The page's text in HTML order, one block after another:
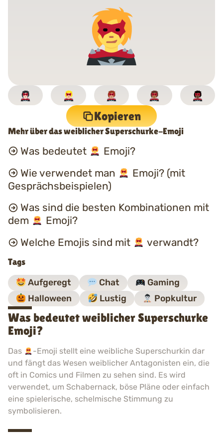
Kopieren
Mehr über das weiblicher Superschurke-Emoji
Was bedeutet
Emoji?
Wie verwendet man
Emoji? (mit
Gesprächsbeispielen)
Was sind die besten Kombinationen mit
dem
Emoji?
Welche Emojis sind mit
verwandt?
Tags
Aufgeregt Chat
Gaming
Halloween
Lustig Popkultur
Was bedeutet weiblicher Superschurke
Emoji?
Das
-Emoji stellt eine weibliche Superschurkin dar
und fängt das Wesen weiblicher Antagonisten ein, die
oft in Comics und Filmen zu sehen sind. Es wird
verwendet, um Schabernack, böse Pläne oder einfach
eine spielerische, schelmische Stimmung zu
symbolisieren.